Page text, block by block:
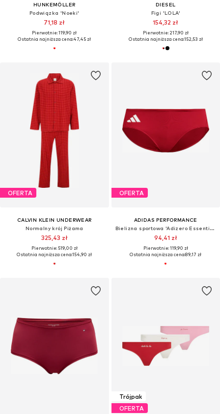
HUNKEMÖLLER
Podwiązka 'Noeki'
71,18 zł
Pierwotnie: 119,90 zł
Ostatnia najniższa cena:47,45 zł
DIESEL
Figi 'LOLA'
154,32 zł
Pierwotnie: 217,90 zł
Ostatnia najniższa cena:152,53 zł
OFERTA
CALVIN KLEIN UNDERWEAR
Normalny krój Piżama
325,43 zł
Pierwotnie: 519,00 zł
Ostatnia najniższa cena:154,90 zł
OFERTA
ADIDAS PERFORMANCE
Bielizna sportowa 'Adizero Essentials'
94,41 zł
Pierwotnie: 119,90 zł
Ostatnia najniższa cena:89,17 zł
Trójpak
OFERTA